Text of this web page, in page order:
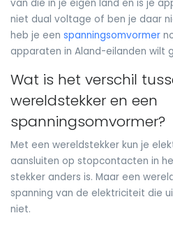
van die in je eigen land en is je
niet dual voltage of ben je daar
heb je een spanningsomvormer
apparaten in Aland-eilanden wilt
Wat is het verschil
wereldstekker en een
spanningsomvormer?
Met een wereldstekker kun je
aansluiten op stopcontacten in
stekker anders is. Maar een
spanning van de elektriciteit die
niet.